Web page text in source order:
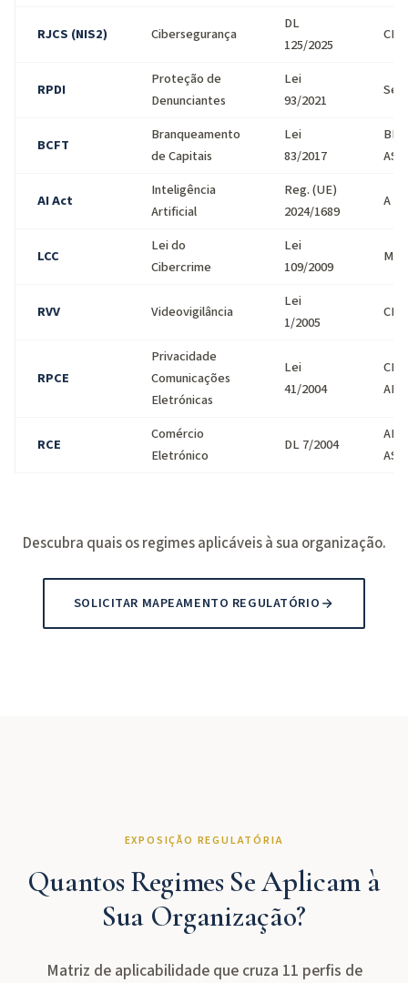
RJCS (NIS2) Cibersegurança
DL
125/2025
RPDI
Proteção de
Denunciantes
Lei
93/2021
BCFT
Branqueamento
de Capitais
Lei
83/2017
BP,
ASF
AI Act
Inteligência
Artificial
Reg. (UE)
2024/1689
A
LCC
Lei do
Cibercrime
Lei
109/2009
MP
RVV Videovigilância
Lei
1/2005
RPCE
Privacidade
Comunicações
Eletrónicas
Lei
41/2004
RCE
Comércio
Eletrónico
DL 7/2004
Descubra quais os regimes aplicáveis à sua organização.
SOLICITAR MAPEAMENTO REGULATÓRIO
EXPOSIÇÃO REGULATÓRIA
Quantos Regimes Se Aplicam à
Sua Organização?
Matriz de aplicabilidade que cruza 11 perfis de